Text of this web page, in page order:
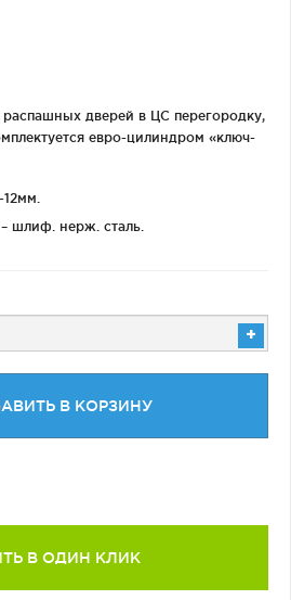
дверей в ЦС перегородку,
евро-цилиндром «ключ-
– шлиф. нерж. сталь.
+
В КОРЗИНУ
В ОДИН КЛИК